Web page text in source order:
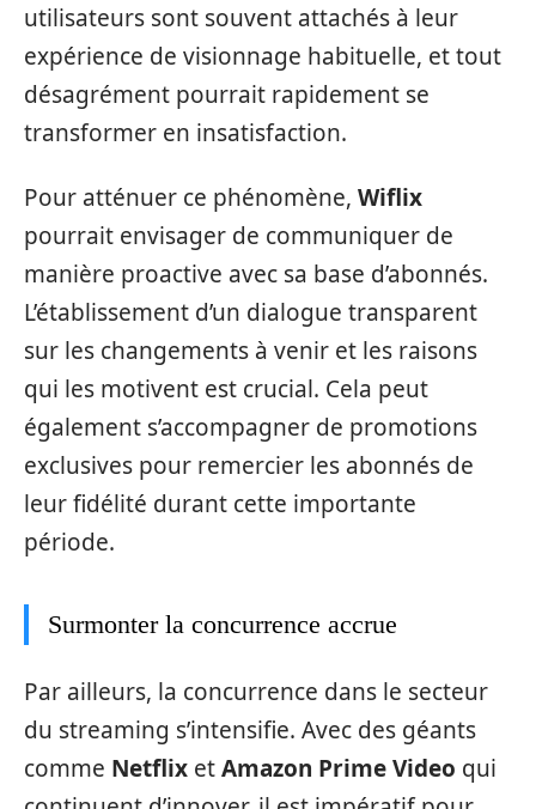
utilisateurs sont souvent attachés à leur
expérience de visionnage habituelle, et tout
désagrément pourrait rapidement se
transformer en insatisfaction.
Pour atténuer ce phénomène, Wiflix
pourrait envisager de communiquer de
manière proactive avec sa base d’abonnés.
L’établissement d’un dialogue transparent
sur les changements à venir et les raisons
qui les motivent est crucial. Cela peut
également s’accompagner de promotions
exclusives pour remercier les abonnés de
leur fidélité durant cette importante
période.
Surmonter la concurrence accrue
Par ailleurs, la concurrence dans le secteur
du streaming s’intensifie. Avec des géants
comme Netflix etAmazon Prime Video qui